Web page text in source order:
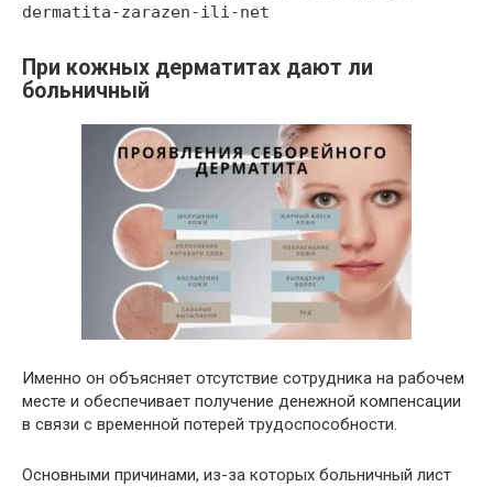
dermatita-zarazen-ili-net
При кожных дерматитах дают ли
больничный
Именно он объясняет отсутствие сотрудника на рабочем
месте и обеспечивает получение денежной компенсации
в связи с временной потерей трудоспособности.
Основными причинами, из-за которых больничный лист